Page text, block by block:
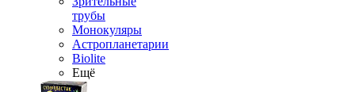
трубы
Монокуляры
Астропланетарии
Biolite
Ещё